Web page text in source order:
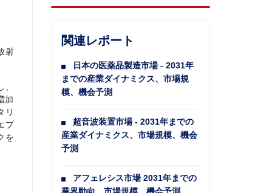
射
加
リ
プ
を
関連レポート
日本の医薬品製造市場 - 2031年
までの産業ダイナミクス、市場規
模、機会予測
超音波装置市場 - 2031年までの
産業ダイナミクス、市場規模、機会
予測
アフェレシス市場 2031年までの